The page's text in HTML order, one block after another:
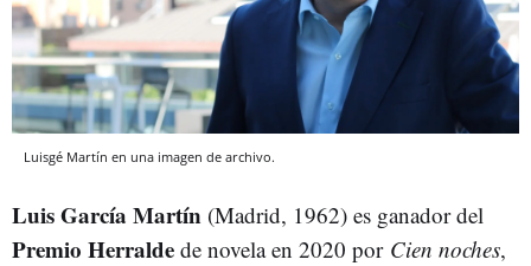
Luisgé Martín en una imagen de archivo.
Luis García Martín (Madrid, 1962) es ganador del
Premio Herralde de novela en 2020 por Cien noches,